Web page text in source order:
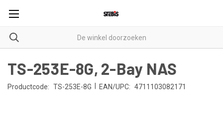
TS-253E-8G, 2-Bay NAS
Productcode: TS-253E-8G EAN/UPC: 4711103082171